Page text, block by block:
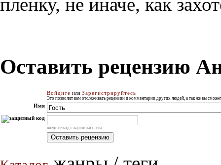
Оставить рецензию
Войдите или Зарегистрируйтесь
Это позволит вам отслеживать рецензии и комментарии других людей, а так же вы
Имя
введите код с картинки слева